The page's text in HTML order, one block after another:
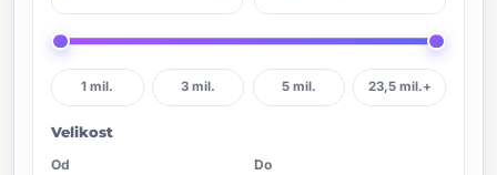
1 mil. 3 mil. 5 mil. 23,5 mil.+
Velikost
Od Do